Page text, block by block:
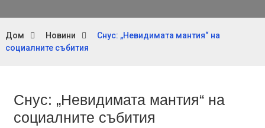
Дом Новини
Снус: „Невидимата мантия“ на
социалните събития
Снус: „Невидимата мантия“ на
социалните събития